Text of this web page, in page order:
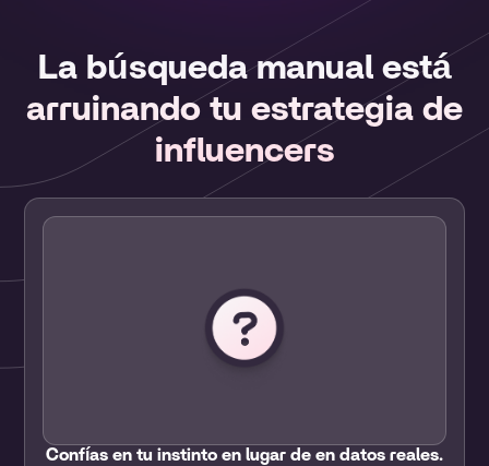
La búsqueda manual está
arruinando tu estrategia de
influencers
Confías en tu instinto en lugar de en datos reales.